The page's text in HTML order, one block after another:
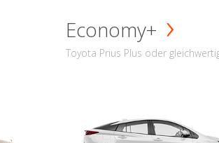
Economy+
Toyota Prius Plus oder